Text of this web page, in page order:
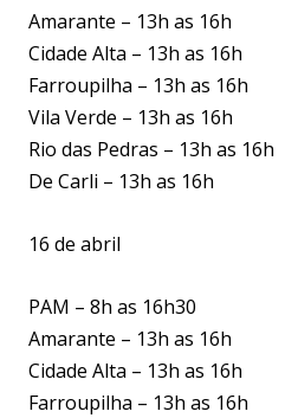
Amarante – 13h as 16h
Cidade Alta – 13h as 16h
Farroupilha – 13h as 16h
Vila Verde – 13h as 16h
Rio das Pedras – 13h as 16h
De Carli – 13h as 16h
16 de abril
PAM – 8h as 16h30
Amarante – 13h as 16h
Cidade Alta – 13h as 16h
Farroupilha – 13h as 16h